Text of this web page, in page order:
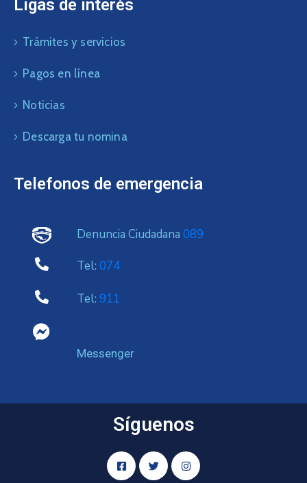
Ligas de interés
Trámites y servicios
Pagos en línea
Noticias
Descarga tu nomina
Telefonos de emergencia
Denuncia Ciudadana 089
Tel: 074
Tel: 911
Messenger
Síguenos